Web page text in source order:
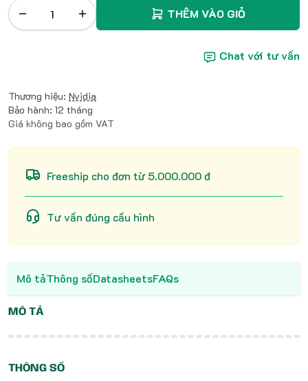
THÊM VÀO GIỎ
Chat với tư vấn
Thương hiệu: Nvidia
Bảo hành: 12 tháng
Giá không bao gồm VAT
Freeship cho đơn từ 5.000.000 đ
Tư vấn đúng cấu hình
Mô tảThông sốDatasheetsFAQs
MÔ TẢ
THÔNG SỐ